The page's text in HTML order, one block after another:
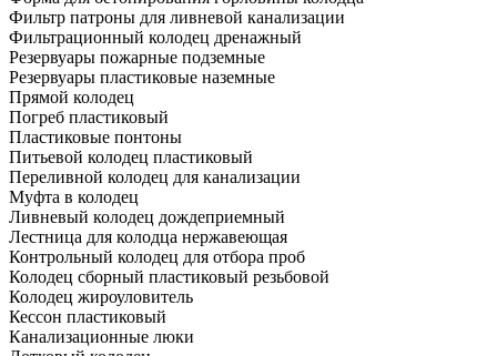
Фильтр патроны для ливневой канализации
Фильтрационный колодец дренажный
Резервуары пожарные подземные
Резервуары пластиковые наземные
Прямой колодец
Погреб пластиковый
Пластиковые понтоны
Питьевой колодец пластиковый
Переливной колодец для канализации
Муфта в колодец
Ливневый колодец дождеприемный
Лестница для колодца нержавеющая
Контрольный колодец для отбора проб
Колодец сборный пластиковый резьбовой
Колодец жироуловитель
Кессон пластиковый
Канализационные люки